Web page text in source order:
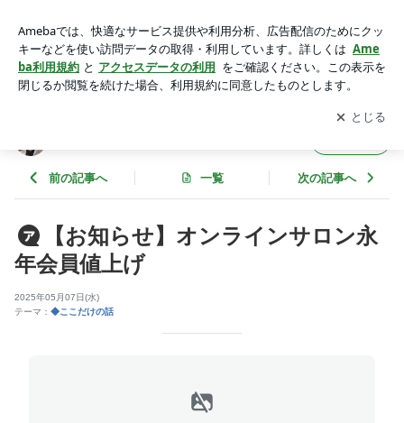
荒木が投資家として生きていく
アプリをダウンロードして ブログの更新通知
を受け取りまし
ょう。
開く
前の記事へ 一覧 次の記事へ
【お知らせ】オンラインサロン永
年会員値上げ
2025年05月07日(水)
テーマ： ◆ここだけの話